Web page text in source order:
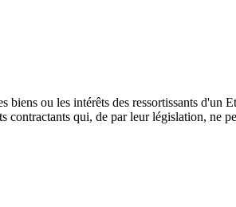
ou les intérêts des ressortissants d'un
qui, de par leur législation, ne